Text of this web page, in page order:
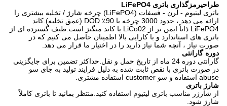
طراحیرمزگذاری باتری LiFePO4
باتری لیتیوم - لرن - فسفات (LiFePO4) چرخه شارژ / تخلیه بیشتری را
ارائه می دهد ، حدود 3000 چرخه با 90٪ DOD (عمق تخلیه).کاتد
LiFePO4 ذاتاً ایمن تر از LiCo02 یا کاتد منگنز است.طیف گسترده ای از
باتری های استاندارد و با کارایی بالا اطمینان حاصل می کنیم که در
صورت نیاز ، آنچه شما نیاز دارید را در اختیار ما قرار می دهد.
دوره گارانتی
گارانتی دوره 24 ماه از تاریخ حمل و نقل.حداکثر تضمین برای جایگزینی
در صورت باتری با نقص ثابت شده به دلیل فرایند تولید به جای سو
abuse استفاده و سو customer استفاده مشتری.
شارژ باتری
از شارژر مناسب باتری لیتیوم استفاده کنید.منتظر بمانید تا باتری کاملاً
شارژ شود.